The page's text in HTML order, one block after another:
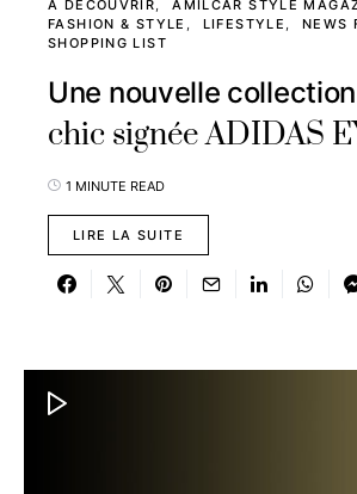
À DÉCOUVRIR
AMILCAR STYLE
FASHION & STYLE
LIFESTYLE
NEWS
SHOPPING LIST
Une nouvelle
chic signée ADIDAS
1 MINUTE READ
LIRE LA SUITE